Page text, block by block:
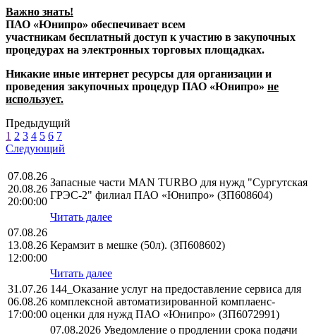
Важно знать!
ПАО «Юнипро» обеспечивает всем
участникам бесплатный доступ к участию в закупочных
процедурах на электронных торговых площадках.
Никакие иные интернет ресурсы для организации и
проведения закупочных процедур ПАО «Юнипро» не
использует.
Предыдущий
1 2 3 4 5 6 7
Следующий
07.08.26
20.08.26
20:00:00
Запасные части MAN TURBO для нужд "Сургутская
ГРЭС-2" филиал ПАО «Юнипро» (ЗП608604)
Читать далее
07.08.26
13.08.26
12:00:00
Керамзит в мешке (50л). (ЗП608602)
Читать далее
31.07.26
06.08.26
17:00:00
144_Оказание услуг на предоставление сервиса для
комплексной автоматизированной комплаенс-
оценки для нужд ПАО «Юнипро» (ЗП6072991)
07.08.2026 Уведомление о продлении срока подачи